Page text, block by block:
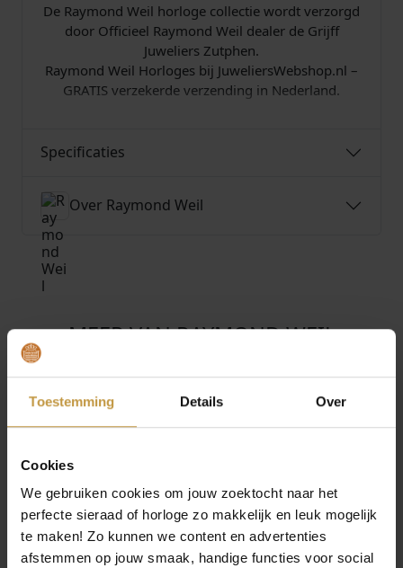
Toestemming Details Over
Cookies
We gebruiken cookies om jouw zoektocht naar het
perfecte sieraad of horloge zo makkelijk en leuk mogelijk
te maken! Zo kunnen we content en advertenties
afstemmen op jouw smaak, handige functies voor social
De Raymond Weil horloge collectie wordt verzorgd
door Officieel Raymond Weil dealer de Grijff
Juweliers Zutphen.
Raymond Weil Horloges bij JuweliersWebshop.nl –
GRATIS verzekerde verzending in Nederland.
Specificaties
Over Raymond Weil
MEER VAN RAYMOND WEIL
TOCCATA HERITAGE
Direct leverbaar, 1
r
p
n
k
e
i
i
r
j